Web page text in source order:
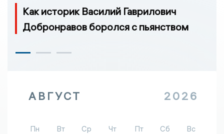
Как историк Василий Гаврилович
Добронравов боролся с пьянством
АВГУСТ 2026
Пн Вт Ср Чт Пт Сб
Вс